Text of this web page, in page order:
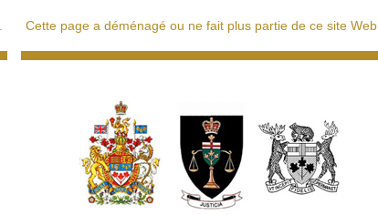
Cette page a déménagé ou ne fait plus partie de ce site Web.